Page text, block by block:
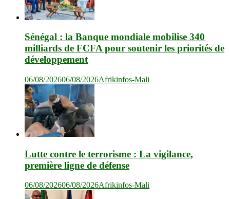
Sénégal : la Banque mondiale mobilise 340
milliards de FCFA pour soutenir les priorités de
développement
06/08/202606/08/2026Afrikinfos-Mali
Lutte contre le terrorisme : La vigilance,
première ligne de défense
06/08/202606/08/2026Afrikinfos-Mali